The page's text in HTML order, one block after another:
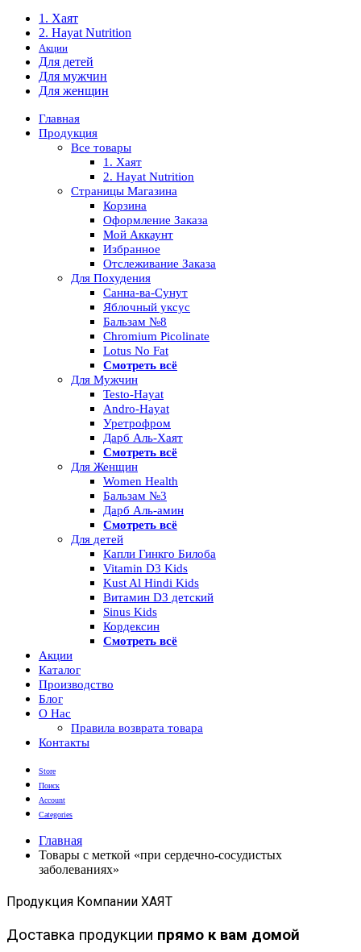
1. Хаят
2. Hayat Nutrition
Акции
Для детей
Для мужчин
Для женщин
Главная
Продукция
Все товары
1. Хаят
2. Hayat Nutrition
Страницы Магазина
Корзина
Оформление Заказа
Мой Аккаунт
Избранное
Отслеживание Заказа
Для Похудения
Санна-ва-Сунут
Яблочный уксус
Бальзам №8
Chromium Picolinate
Lotus No Fat
Смотреть всё
Для Мужчин
Testo-Hayat
Andro-Hayat
Уретрофром
Дарб Аль-Хаят
Смотреть всё
Для Женщин
Women Health
Бальзам №3
Дарб Аль-амин
Смотреть всё
Для детей
Капли Гинкго Билоба
Vitamin D3 Kids
Kust Al Hindi Kids
Витамин D3 детский
Sinus Kids
Кордексин
Смотреть всё
Акции
Каталог
Производство
Блог
О Нас
Правила возврата товара
Контакты
Store
Поиск
Account
Categories
Главная
Товары с меткой «при сердечно-сосудистых
заболеваниях»
Продукция Компании ХАЯТ
Доставка продукции прямо к вам домой